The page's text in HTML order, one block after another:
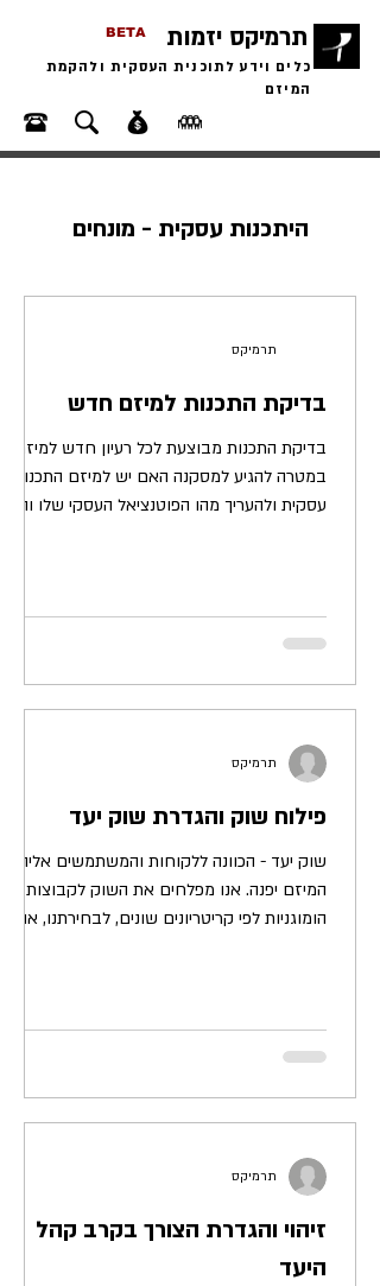
BETA תרמיקס יזמות
כלים וידע לתוכנית העסקית ולהקמת
המיזם
היתכנות עסקית - מונחים
בדיקת התכנות למיזם חדש
בדיקת התכנות מבוצעת לכל רעיון חדש למיזם,
במטרה להגיע למסקנה האם יש למיזם התכנות
עסקית ולהעריך מהו הפוטנציאל העסקי שלו
תרמיקס
פילוח שוק והגדרת שוק יעד
שוק יעד - הכוונה ללקוחות והמשתמשים אליהם
המיזם יפנה. אנו מפלחים את השוק לקבוצות
הומוגניות לפי קריטריונים שונים, לבחירתנו, או
תרמיקס
זיהוי והגדרת הצורך בקרב קהל
היעד
תרמיקס